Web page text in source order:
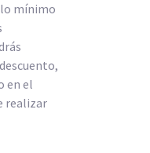
lo mínimo
en el
realizar